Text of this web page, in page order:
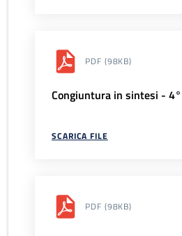
PDF (98KB)
Congiuntura in sintesi -
SCARICA FILE
PDF (98KB)